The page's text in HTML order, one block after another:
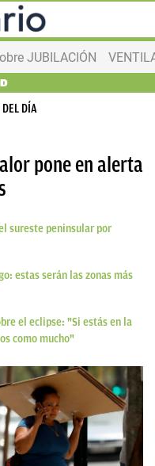
JUBILACIÓN
DÍA
pone en alerta
sureste peninsular por
estas serán las zonas más
el eclipse: "Si estás en la
como mucho"